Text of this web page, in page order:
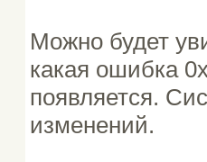
Можно будет
какая ошибка
появляется.
изменений.